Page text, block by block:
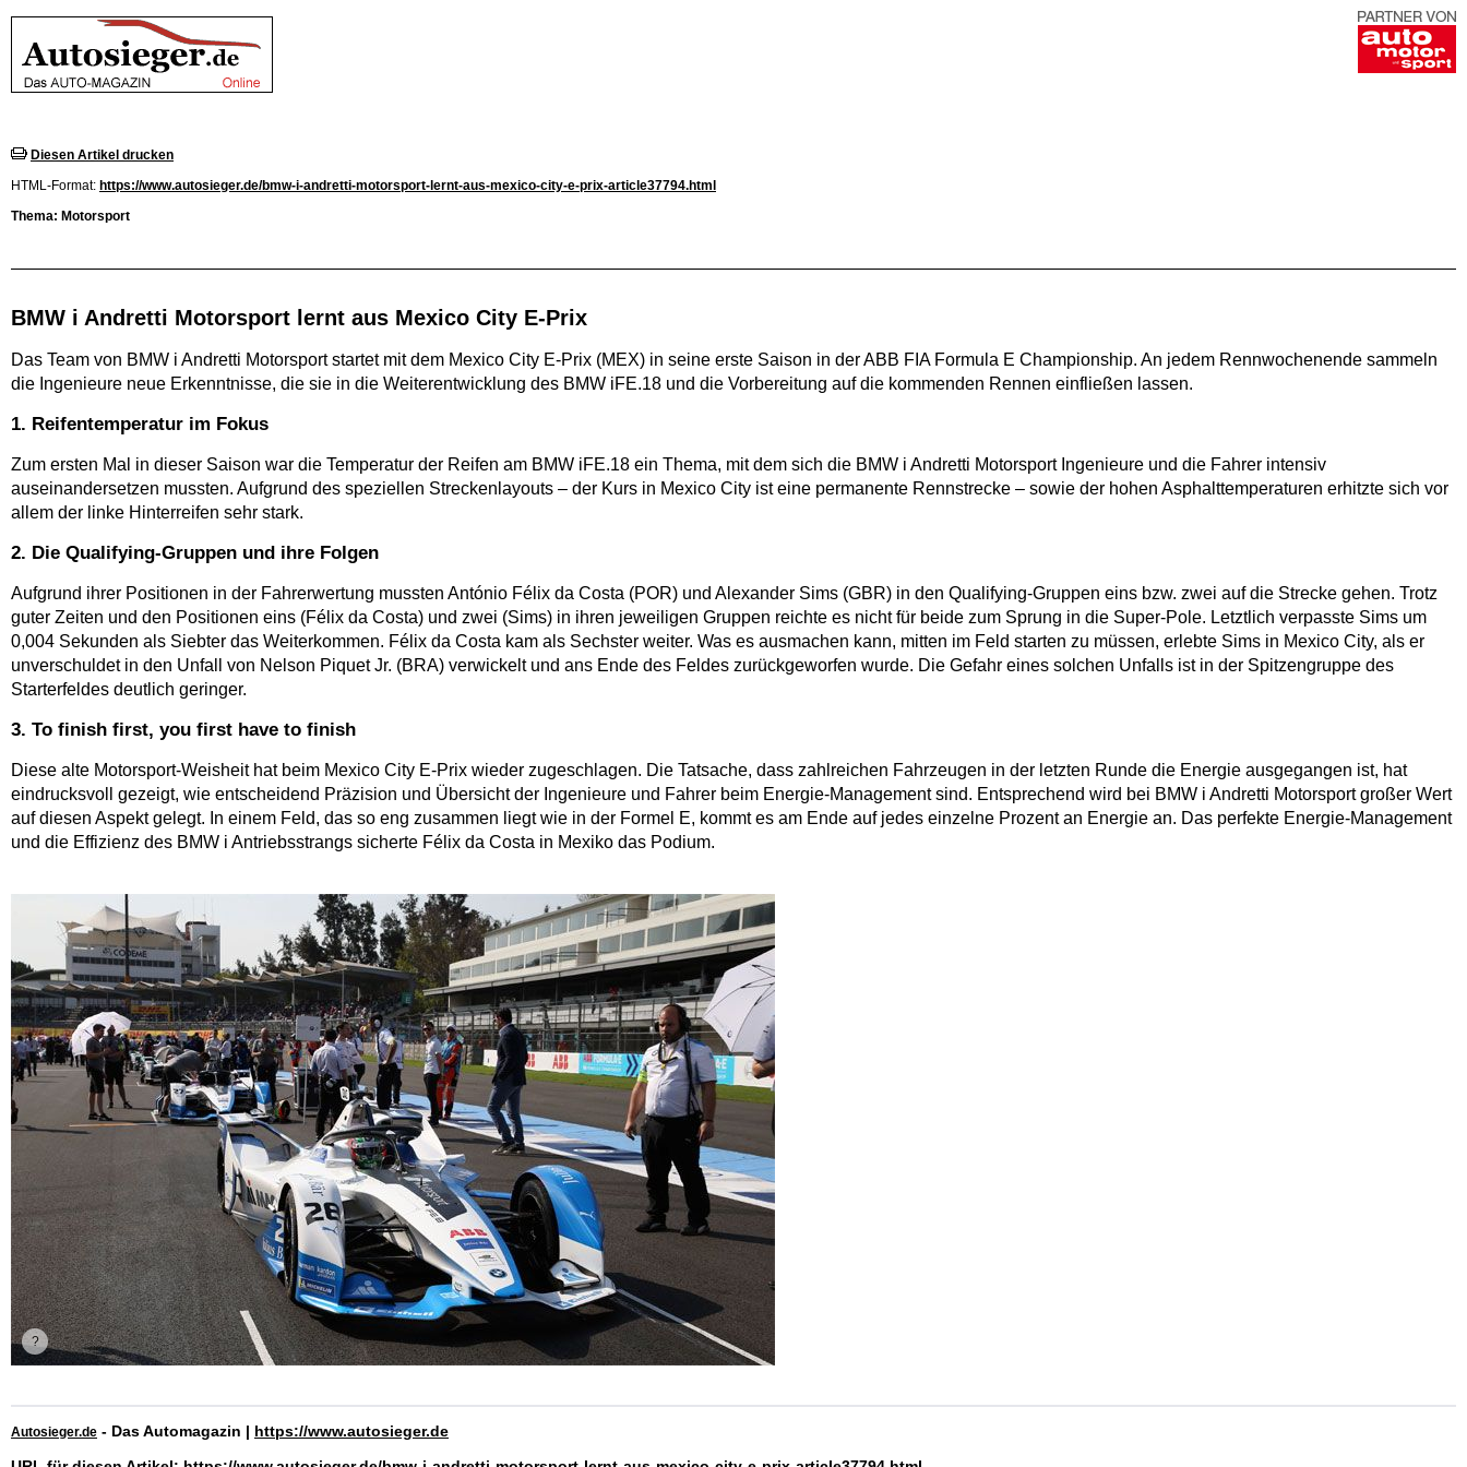
Diesen Artikel drucken
HTML-Format: https://www.autosieger.de/bmw-i-andretti-motorsport-lernt-aus-mexico-city-e-prix-article37794.html
Thema: Motorsport
BMW i Andretti Motorsport lernt aus Mexico City E-Prix
Das Team von BMW i Andretti Motorsport startet mit dem Mexico City E-Prix (MEX) in seine erste Saison in der ABB FIA Formula E Championship. An jedem Rennwochenende sammeln
die Ingenieure neue Erkenntnisse, die sie in die Weiterentwicklung des BMW iFE.18 und die Vorbereitung auf die kommenden Rennen einfließen lassen.
1. Reifentemperatur im Fokus
Zum ersten Mal in dieser Saison war die Temperatur der Reifen am BMW iFE.18 ein Thema, mit dem sich die BMW i Andretti Motorsport Ingenieure und die Fahrer intensiv
auseinandersetzen mussten. Aufgrund des speziellen Streckenlayouts – der Kurs in Mexico City ist eine permanente Rennstrecke – sowie der hohen Asphalttemperaturen erhitzte sich vor
allem der linke Hinterreifen sehr stark.
2. Die Qualifying-Gruppen und ihre Folgen
Aufgrund ihrer Positionen in der Fahrerwertung mussten António Félix da Costa (POR) und Alexander Sims (GBR) in den Qualifying-Gruppen eins bzw. zwei auf die Strecke gehen. Trotz
guter Zeiten und den Positionen eins (Félix da Costa) und zwei (Sims) in ihren jeweiligen Gruppen reichte es nicht für beide zum Sprung in die Super-Pole. Letztlich verpasste Sims um
0,004 Sekunden als Siebter das Weiterkommen. Félix da Costa kam als Sechster weiter. Was es ausmachen kann, mitten im Feld starten zu müssen, erlebte Sims in Mexico City, als er
unverschuldet in den Unfall von Nelson Piquet Jr. (BRA) verwickelt und ans Ende des Feldes zurückgeworfen wurde. Die Gefahr eines solchen Unfalls ist in der Spitzengruppe des
Starterfeldes deutlich geringer.
3. To finish first, you first have to finish
Diese alte Motorsport-Weisheit hat beim Mexico City E-Prix wieder zugeschlagen. Die Tatsache, dass zahlreichen Fahrzeugen in der letzten Runde die Energie ausgegangen ist, hat
eindrucksvoll gezeigt, wie entscheidend Präzision und Übersicht der Ingenieure und Fahrer beim Energie-Management sind. Entsprechend wird bei BMW i Andretti Motorsport großer Wert
auf diesen Aspekt gelegt. In einem Feld, das so eng zusammen liegt wie in der Formel E, kommt es am Ende auf jedes einzelne Prozent an Energie an. Das perfekte Energie-Management
und die Effizienz des BMW i Antriebsstrangs sicherte Félix da Costa in Mexiko das Podium.
Autosieger.de - Das Automagazin | https://www.autosieger.de